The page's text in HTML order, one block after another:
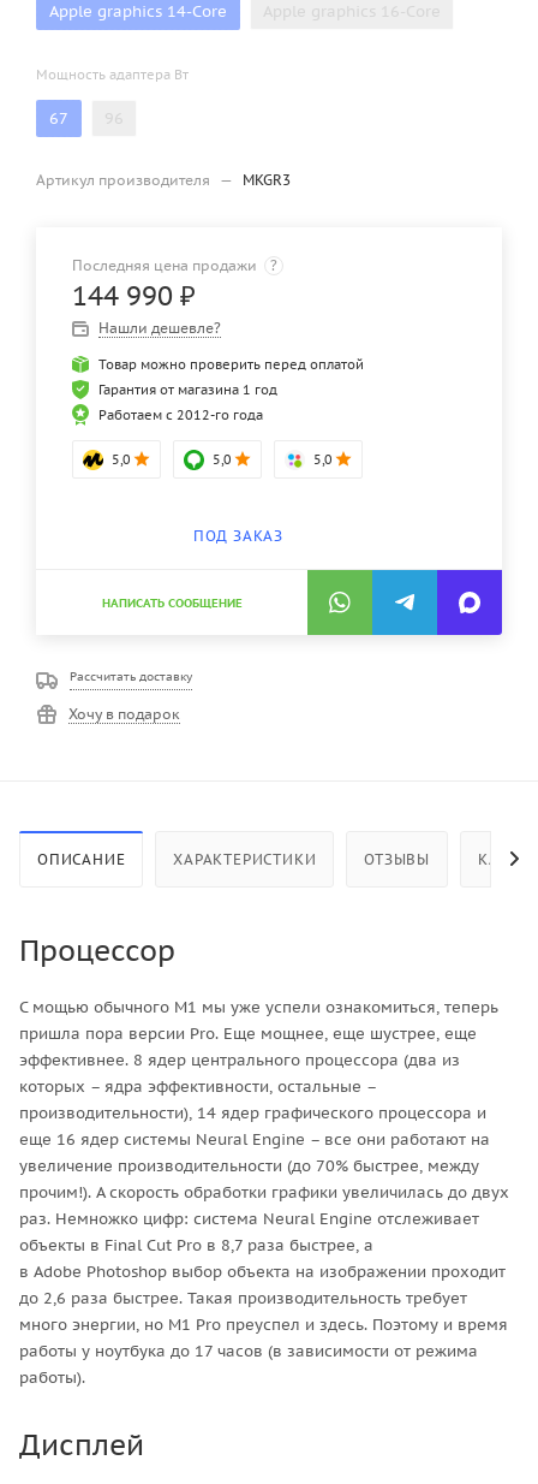
Apple graphics 14-Core Apple graphics 16-Core
Мощность адаптера Вт
67 96
Артикул производителя — MKGR3
Последняя цена продажи ?
144 990 ₽
Нашли дешевле?
Товар можно проверить перед оплатой
Гарантия от магазина 1 год
Работаем с 2012-го года
5,0 5,0 5,0
ПОД ЗАКАЗ
НАПИСАТЬ СООБЩЕНИЕ
Рассчитать доставку
Хочу в подарок
ОПИСАНИЕ ХАРАКТЕРИСТИКИ ОТЗЫВЫ КАК
Процессор
С мощью обычного М1 мы уже успели ознакомиться, теперь
пришла пора версии Pro. Еще мощнее, еще шустрее, еще
эффективнее. 8 ядер центрального процессора (два из
которых – ядра эффективности, остальные –
производительности), 14 ядер графического процессора и
еще 16 ядер системы Neural Engine – все они работают на
увеличение производительности (до 70% быстрее, между
прочим!). А скорость обработки графики увеличилась до двух
раз. Немножко цифр: система Neural Engine отслеживает
объекты в Final Cut Pro в 8,7 раза быстрее, а
в Adobe Photoshop выбор объекта на изображении проходит
до 2,6 раза быстрее. Такая производительность требует
много энергии, но M1 Pro преуспел и здесь. Поэтому и время
работы у ноутбука до 17 часов (в зависимости от режима
работы).
Дисплей